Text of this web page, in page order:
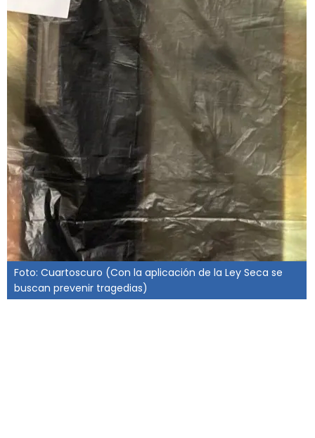
Foto: Cuartoscuro (Con la aplicación de la Ley Seca se
buscan prevenir tragedias)